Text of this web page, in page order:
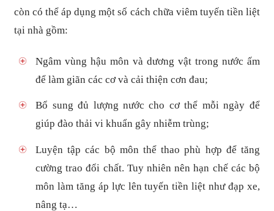
còn có thể áp dụng một số cách chữa viêm tuyến tiền liệt
tại nhà gồm:
Ngâm vùng hậu môn và dương vật trong nước ấm
để làm giãn các cơ và cải thiện cơn đau;
Bổ sung đủ lượng nước cho cơ thể mỗi ngày để
giúp đào thải vi khuẩn gây nhiễm trùng;
Luyện tập các bộ môn thể thao phù hợp để tăng
cường trao đổi chất. Tuy nhiên nên hạn chế các bộ
môn làm tăng áp lực lên tuyến tiền liệt như đạp xe,
nâng tạ…